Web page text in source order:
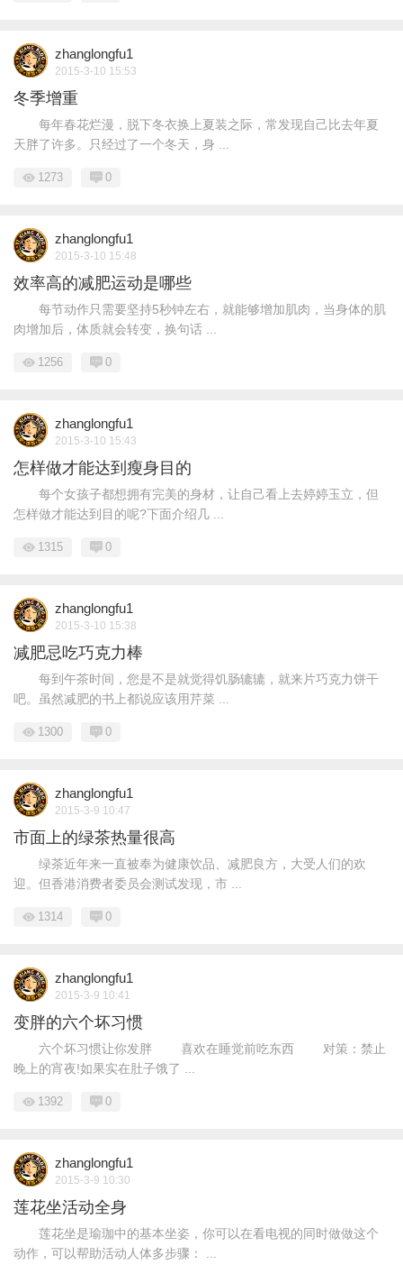
zhanglongfu1
2015-3-10 15:53
冬季增重
每年春花烂漫，脱下冬衣换上夏装之际，常发现自己比去年夏
天胖了许多。只经过了一个冬天，身 ...
1273 0
zhanglongfu1
2015-3-10 15:48
效率高的减肥运动是哪些
每节动作只需要坚持5秒钟左右，就能够增加肌肉，当身体的肌
肉增加后，体质就会转变，换句话 ...
1256 0
zhanglongfu1
2015-3-10 15:43
怎样做才能达到瘦身目的
每个女孩子都想拥有完美的身材，让自己看上去婷婷玉立，但
怎样做才能达到目的呢?下面介绍几 ...
1315 0
zhanglongfu1
2015-3-10 15:38
减肥忌吃巧克力棒
每到午茶时间，您是不是就觉得饥肠辘辘，就来片巧克力饼干
吧。虽然减肥的书上都说应该用芹菜 ...
1300 0
zhanglongfu1
2015-3-9 10:47
市面上的绿茶热量很高
绿茶近年来一直被奉为健康饮品、减肥良方，大受人们的欢
迎。但香港消费者委员会测试发现，市 ...
1314 0
zhanglongfu1
2015-3-9 10:41
变胖的六个坏习惯
六个坏习惯让你发胖 喜欢在睡觉前吃东西 对策：禁止
晚上的宵夜!如果实在肚子饿了 ...
1392 0
zhanglongfu1
2015-3-9 10:30
莲花坐活动全身
莲花坐是瑜珈中的基本坐姿，你可以在看电视的同时做做这个
动作，可以帮助活动人体多步骤： ...